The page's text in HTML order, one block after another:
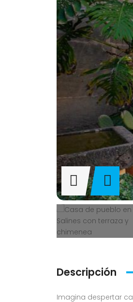
Descripción
Imagina despertar